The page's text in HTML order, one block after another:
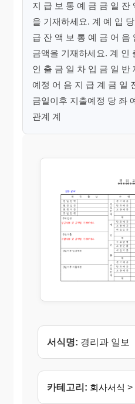
지 급 보 통 예 금 금 일 잔
을 기재하세요. 계 예 입
급 잔 액 보 통 예 금 어 음
금액을 기재하세요. 계 인
인 출 금 일 차 입 금 일 반
예정 어 음 지 급 계 금 일
금일이후 지출예정 당 좌
관계 계
서식명: 경리과 일보
카테고리: 회사서식 >